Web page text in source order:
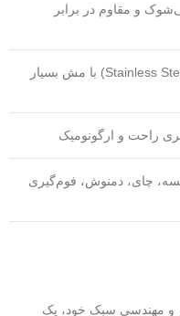
و مقاوم در برابر
استیل ضدزنگ (Stainless Steel) با مش بسیار
راحت و ارگونومیک
چای، دمنوش، فوم‌گیری
جمع‌وجور و مهندسی سبک خود، یک